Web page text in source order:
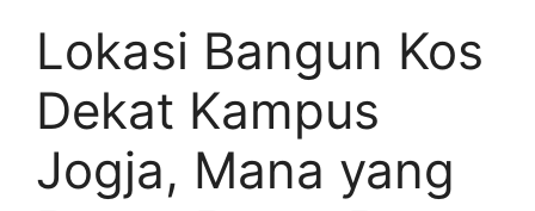
Lokasi Bangun Kos
Dekat Kampus
Jogja, Mana yang